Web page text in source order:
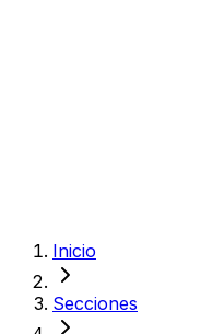
Inicio
Secciones